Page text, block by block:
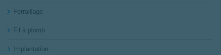
Ferraillage
Fil à plomb
Implantation